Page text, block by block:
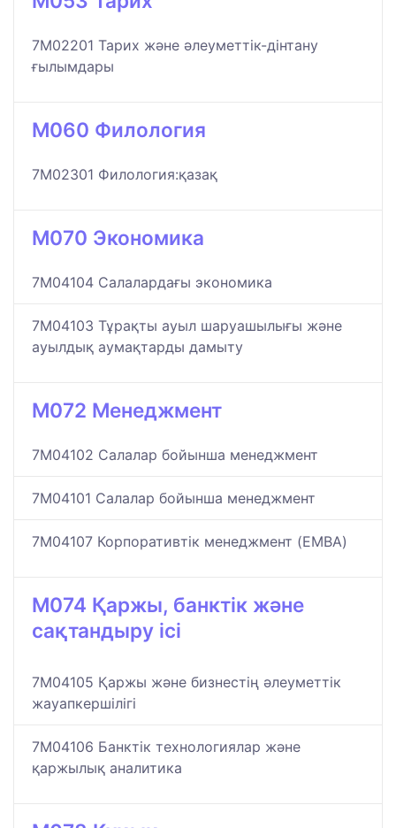
7M02201 Тарих және әлеуметтік-дінтану
ғылымдары
M060 Филология
7M02301 Филология:қазақ
M070 Экономика
7M04104 Салалардағы экономика
7M04103 Тұрақты ауыл шаруашылығы және
ауылдық аумақтарды дамыту
M072 Менеджмент
7M04102 Салалар бойынша менеджмент
7M04101 Салалар бойынша менеджмент
7M04107 Корпоративтік менеджмент (EMBA)
M074 Қаржы, банктік және
сақтандыру ісі
7M04105 Қаржы және бизнестің әлеуметтік
жауапкершілігі
7M04106 Банктік технологиялар және
қаржылық аналитика